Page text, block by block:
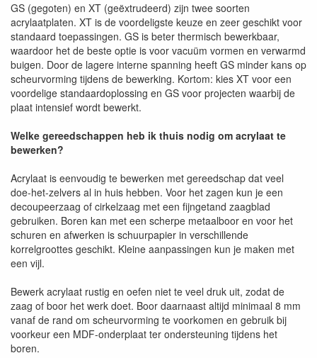
GS (gegoten) en XT (geëxtrudeerd) zijn twee soorten
acrylaatplaten. XT is de voordeligste keuze en zeer geschikt voor
standaard toepassingen. GS is beter thermisch bewerkbaar,
waardoor het de beste optie is voor vacuüm vormen en verwarmd
buigen. Door de lagere interne spanning heeft GS minder kans op
scheurvorming tijdens de bewerking. Kortom: kies XT voor een
voordelige standaardoplossing en GS voor projecten waarbij de
plaat intensief wordt bewerkt.
Welke gereedschappen heb ik thuis nodig om acrylaat te
bewerken?
Acrylaat is eenvoudig te bewerken met gereedschap dat veel
doe-het-zelvers al in huis hebben. Voor het zagen kun je een
decoupeerzaag of cirkelzaag met een fijngetand zaagblad
gebruiken. Boren kan met een scherpe metaalboor en voor het
schuren en afwerken is schuurpapier in verschillende
korrelgroottes geschikt. Kleine aanpassingen kun je maken met
een vijl.
Bewerk acrylaat rustig en oefen niet te veel druk uit, zodat de
zaag of boor het werk doet. Boor daarnaast altijd minimaal 8 mm
vanaf de rand om scheurvorming te voorkomen en gebruik bij
voorkeur een MDF-onderplaat ter ondersteuning tijdens het
boren.